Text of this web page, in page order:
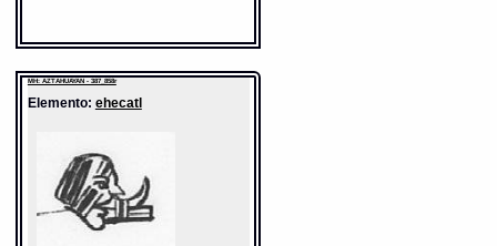
MH: AZTAHUAYAN - 387_858r
Elemento: ehecatl